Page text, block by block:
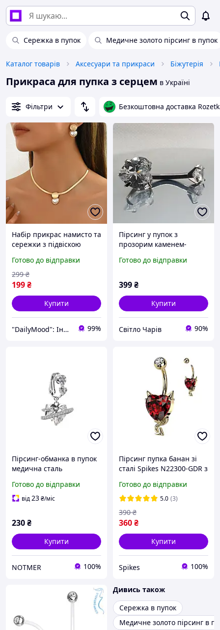
Сережка в пупок Медичне золото пірсинг в пупок
Каталог товарів Аксесуари та прикраси Біжутерія
Прикраса для пупка з серцем в Україні
Фільтри Безкоштовна доставка
Набір прикрас намисто та
сережки з підвіскою
прикрас для жінок
Готово до відправки
199₴
299 ₴
Купити
"DailyMood": Інтернет-магазин аксесуарів і товарів для щоденного використання 99%
Пірсинг у пупок з
прозорим каменем-
Готово до відправки
399₴
Купити
Світло Чарів 90%
Пірсинг-обманка в пупок
медична сталь
кристалами, сережка
обманка без проколу у
Готово до відправки
від23₴/міс
230₴
Купити
NOTMER 100%
Пірсинг пупка банан зі
сталі Spikes N22300-GDR з
(Золотистий)
Готово до відправки
5.0 (3)
360₴
390 ₴
Купити
Spikes 100%
Дивись також
Сережка в пупок
Медичне золото пірсинг в